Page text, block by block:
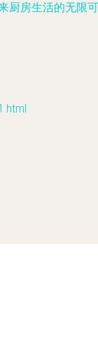
厨房生活的无限可